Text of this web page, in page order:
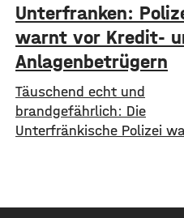
Unterfranken:
warnt vor Kredit-
Anlagenbetrügern
​​Täuschend echt und
brandgefährlich: Die
Unterfränkische Polizei
setzen. ​Demnach